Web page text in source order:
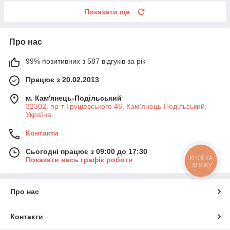
Показати ще
Про нас
99% позитивних з 587 відгуків за рік
Працює з 20.02.2013
м. Кам'янець-Подільський
32302, пр-т Грушевського 46, Кам'янець-Подільський,
Україна
Контакти
Сьогодні працює з 09:00 до 17:30
Показати весь графік роботи
Про нас
Контакти
КНОПКА
ЗВ'ЯЗКУ